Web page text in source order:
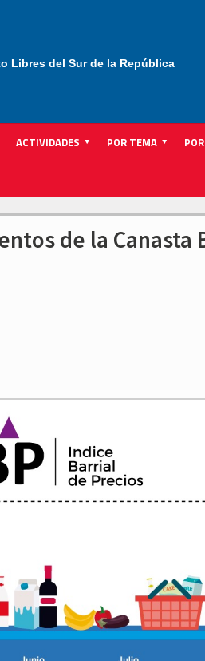
Libres del Sur de la República
ACTIVIDADES POR TEMA
de la Canasta